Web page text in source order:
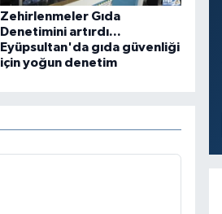
Zehirlenmeler Gıda
Denetimini artırdı...
Eyüpsultan'da gıda güvenliği
için yoğun denetim